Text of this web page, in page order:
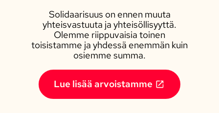
Solidaarisuus on ennen muuta
yhteisvastuuta ja yhteisöllisyyttä.
Olemme riippuvaisia toinen
toisistamme ja yhdessä enemmän kuin
osiemme summa.
Lue lisää arvoistamme